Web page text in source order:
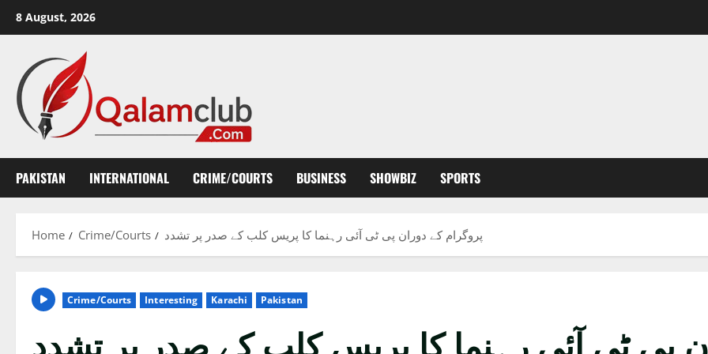
8 August, 2026
PAKISTAN INTERNATIONAL CRIME/COURTS BUSINESS SHOWBIZ SPORTS
Home Crime/Courts پروگرام کے دوران پی ٹی آئی رہنما کا پریس کلب کے صدر پر تشدد
Crime/Courts Interesting Karachi Pakistan
پی ٹی آئی رہنما کا پریس کلب کے صدر پر تشدد